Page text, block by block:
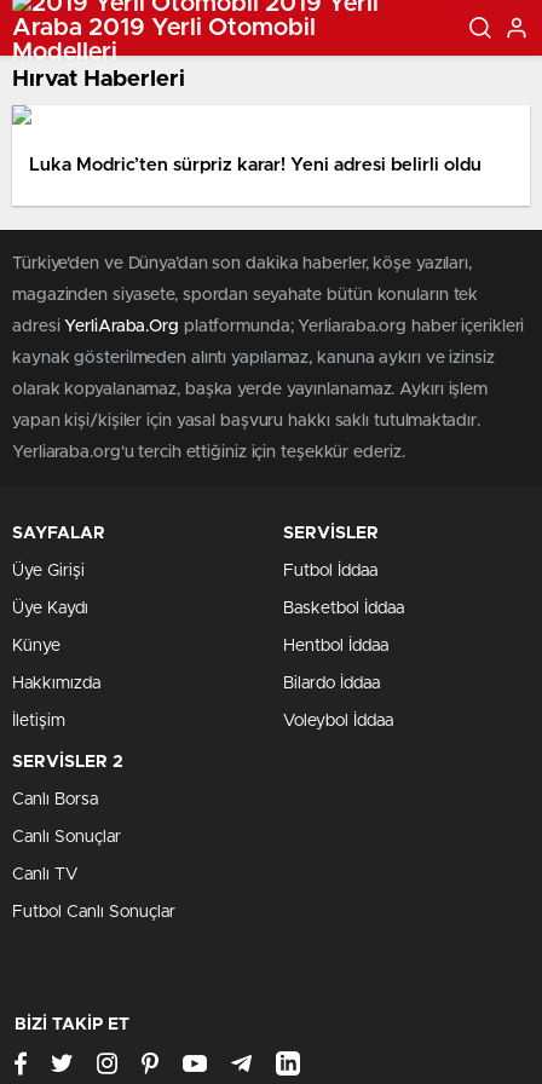
Hırvat Haberleri
Luka Modric’ten sürpriz karar! Yeni adresi belirli oldu
Türkiye'den ve Dünya’dan son dakika haberler, köşe yazıları,
magazinden siyasete, spordan seyahate bütün konuların tek
adresi YerliAraba.Org platformunda; Yerliaraba.org haber içerikleri
kaynak gösterilmeden alıntı yapılamaz, kanuna aykırı ve izinsiz
olarak kopyalanamaz, başka yerde yayınlanamaz. Aykırı işlem
yapan kişi/kişiler için yasal başvuru hakkı saklı tutulmaktadır.
Yerliaraba.org'u tercih ettiğiniz için teşekkür ederiz.
SAYFALAR
Üye Girişi
Üye Kaydı
Künye
Hakkımızda
İletişim
SERVİSLER
Futbol İddaa
Basketbol İddaa
Hentbol İddaa
Bilardo İddaa
Voleybol İddaa
SERVİSLER 2
Canlı Borsa
Canlı Sonuçlar
Canlı TV
Futbol Canlı Sonuçlar
BİZİ TAKİP ET